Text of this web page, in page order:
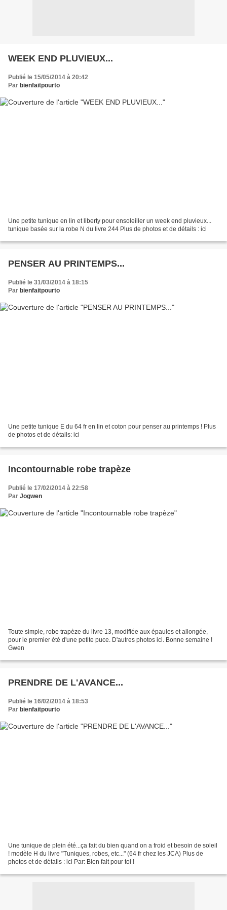
WEEK END PLUVIEUX...
Publié le 15/05/2014 à 20:42
Par bienfaitpourto
Une petite tunique en lin et liberty pour ensoleiller un week end pluvieux...
tunique basée sur la robe N du livre 244 Plus de photos et de détails : ici
PENSER AU PRINTEMPS...
Publié le 31/03/2014 à 18:15
Par bienfaitpourto
Une petite tunique E du 64 fr en lin et coton pour penser au printemps ! Plus
de photos et de détails: ici
Incontournable robe trapèze
Publié le 17/02/2014 à 22:58
Par Jogwen
Toute simple, robe trapèze du livre 13, modifiée aux épaules et allongée,
pour le premier été d'une petite puce. D'autres photos ici. Bonne semaine !
Gwen
PRENDRE DE L'AVANCE...
Publié le 16/02/2014 à 18:53
Par bienfaitpourto
Une tunique de plein été...ça fait du bien quand on a froid et besoin de soleil
! modèle H du livre "Tuniques, robes, etc..." (64 fr chez les JCA) Plus de
photos et de détails : ici Par: Bien fait pour toi !